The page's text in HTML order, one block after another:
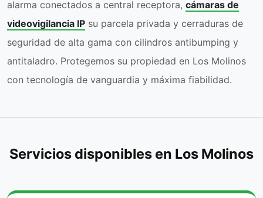
alarma conectados a central receptora, cámaras de
videovigilancia IP su parcela privada y cerraduras de
seguridad de alta gama con cilindros antibumping y
antitaladro. Protegemos su propiedad en Los Molinos
con tecnología de vanguardia y máxima fiabilidad.
Servicios disponibles en Los Molinos